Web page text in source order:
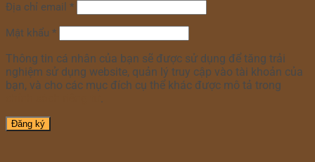
Địa chỉ email *
Mật khẩu *
Thông tin cá nhân của bạn sẽ được sử dụng để tăng trải
nghiệm sử dụng website, quản lý truy cập vào tài khoản của
bạn, và cho các mục đích cụ thể khác được mô tả trong
Đăng ký